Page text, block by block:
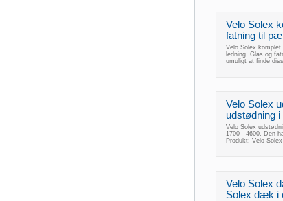
Velo Solex
fatning til
Velo Solex
ledning. Glas og
umuligt at finde
Velo Solex
udstødning
Velo Solex
1700 - 4600. Den
Produkt: Velo
Velo Solex
Solex dæk i